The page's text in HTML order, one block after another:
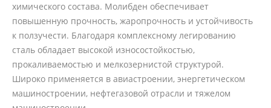
химического состава. Молибден обеспечивает
повышенную прочность, жаропрочность и устойчивость
к ползучести. Благодаря комплексному легированию
сталь обладает высокой износостойкостью,
прокаливаемостью и мелкозернистой структурой.
Широко применяется в авиастроении, энергетическом
машиностроении, нефтегазовой отрасли и тяжелом